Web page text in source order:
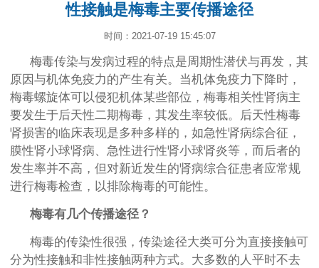
性接触是梅毒主要传播途径
时间：2021-07-19 15:45:07
梅毒传染与发病过程的特点是周期性潜伏与再发，其
原因与机体免疫力的产生有关。当机体免疫力下降时，
梅毒螺旋体可以侵犯机体某些部位，梅毒相关性肾病主
要发生于后天性二期梅毒，其发生率较低。后天性梅毒
肾损害的临床表现是多种多样的，如急性肾病综合征，
膜性肾小球肾病、急性进行性肾小球肾炎等，而后者的
发生率并不高，但对新近发生的肾病综合征患者应常规
进行梅毒检查，以排除梅毒的可能性。
梅毒有几个传播途径？
梅毒的传染性很强，传染途径大类可分为直接接触可
分为性接触和非性接触两种方式。大多数的人平时不去